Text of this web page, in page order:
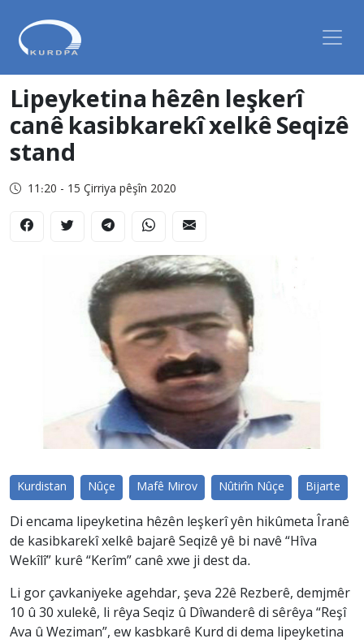
Lipeyketina hêzên leşkerî
canê kasibkarekî xelkê Seqizê
stand
11:20 - 15 Çirriya pêşîn 2020
Kurdistan Nûçe Mafê Mirov Nûtirîn Nûçe Bijarte
Di encama lipeyketina hêzên leşkerî yên hikûmeta Îranê
de kasibkarekî xelkê bajarê Seqizê yê bi navê “Hîva
Wekîlî” kurê “Kerîm” canê xwe ji dest da.
Li gor çavkaniyeke agehdar, şeva 22ê Rezberê, demjmêr
10 û 30 xulekê, li rêya Seqiz û Dîwanderê di sêrêya “Reşî
Ava û Weziman”, ew kasbkarê Kurd di dema lipeyketina